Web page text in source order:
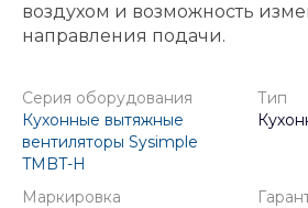
воздухом и возможность
направления подачи.
Серия оборудования
Кухонные вытяжные
вентиляторы Sysimple
TMBT-H
Тип
Маркировка